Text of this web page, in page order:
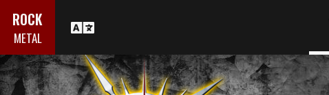
ROCK
METAL